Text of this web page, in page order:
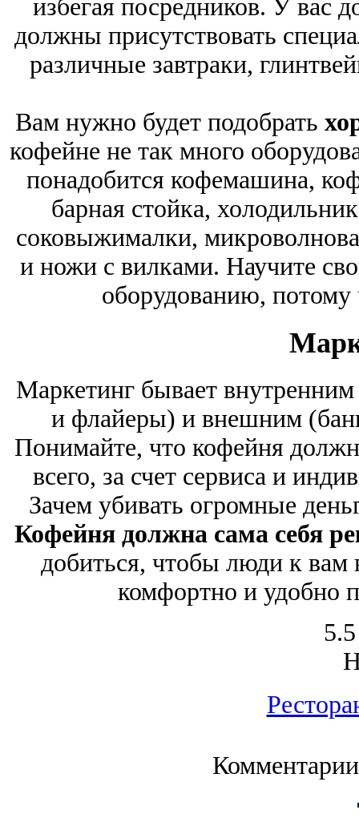
избегая посредников. У вас
должны присутствовать
различные завтраки,
Вам нужно будет подобрать
кофейне не так много
понадобится кофемашина,
барная стойка,
соковыжималки,
и ножи с вилками. Научите
оборудованию, потому
Маркетинг бывает
и флайеры) и внешним
Понимайте, что кофейня
всего, за счет сервиса и
Зачем убивать огромные
Кофейня должна сама себя
добиться, чтобы люди к
комфортно и удобно